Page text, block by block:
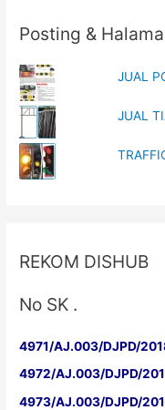
Posting &
JUAL
JUAL
REKOM DISHUB
No SK .
4971/AJ.003/DJPD/
4972/AJ.003/DJPD/
4973/AJ.003/DJPD/